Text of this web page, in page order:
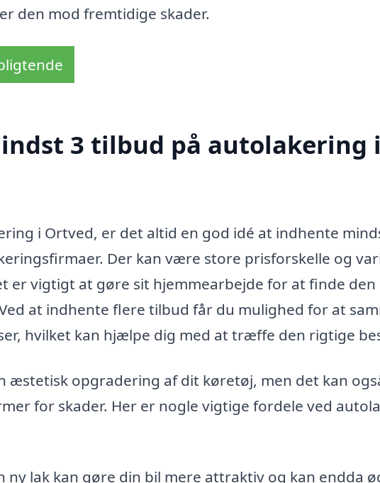
den mod fremtidige skader.
3 tilbud på autolakering i
i Ortved, er det altid en god idé at indhente
Der kan være store prisforskelle og
er vigtigt at gøre sit hjemmearbejde for at finde den
at indhente flere tilbud får du mulighed for at
hvilket kan hjælpe dig med at træffe den rigtige
æstetisk opgradering af dit køretøj, men det kan
for skader. Her er nogle vigtige fordele ved
ny lak kan gøre din bil mere attraktiv og kan endda